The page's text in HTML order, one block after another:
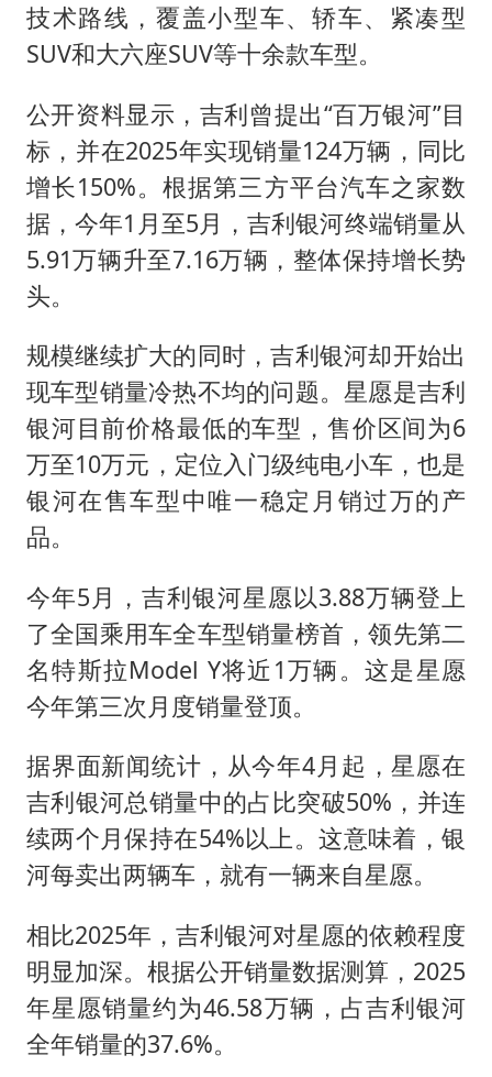
技术路线，覆盖小型车、轿车、紧凑型
SUV和大六座SUV等十余款车型。
公开资料显示，吉利曾提出“百万银河”目
标，并在2025年实现销量124万辆，同比
增长150%。根据第三方平台汽车之家数
据，今年1月至5月，吉利银河终端销量从
5.91万辆升至7.16万辆，整体保持增长势
头。
规模继续扩大的同时，吉利银河却开始出
现车型销量冷热不均的问题。星愿是吉利
银河目前价格最低的车型，售价区间为6
万至10万元，定位入门级纯电小车，也是
银河在售车型中唯一稳定月销过万的产
品。
今年5月，吉利银河星愿以3.88万辆登上
了全国乘用车全车型销量榜首，领先第二
名特斯拉Model Y将近1万辆。这是星愿
今年第三次月度销量登顶。
据界面新闻统计，从今年4月起，星愿在
吉利银河总销量中的占比突破50%，并连
续两个月保持在54%以上。这意味着，银
河每卖出两辆车，就有一辆来自星愿。
相比2025年，吉利银河对星愿的依赖程度
明显加深。根据公开销量数据测算，2025
年星愿销量约为46.58万辆，占吉利银河
全年销量的37.6%。